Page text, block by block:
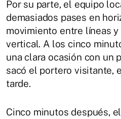
Por su parte, el equipo
demasiados pases en
movimiento entre líneas
vertical. A los cinco
una clara ocasión con un
sacó el portero visitante,
tarde.
Cinco minutos después,